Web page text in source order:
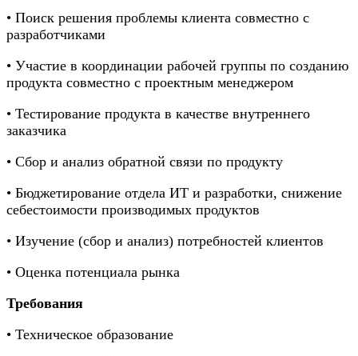
• Поиск решения проблемы клиента совместно с
разработчиками
• Участие в координации рабочей группы по созданию
продукта совместно с проектным менеджером
• Тестирование продукта в качестве внутреннего
заказчика
• Сбор и анализ обратной связи по продукту
• Бюджетирование отдела ИТ и разработки, снижение
себестоимости производимых продуктов
• Изучение (сбор и анализ) потребностей клиентов
• Оценка потенциала рынка
Требования
• Техническое образование